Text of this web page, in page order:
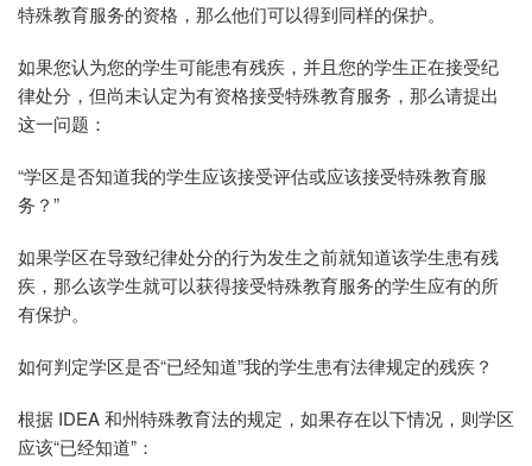
特殊教育服务的资格，那么他们可以得到同样的保护。
如果您认为您的学生可能患有残疾，并且您的学生正在接受纪
律处分，但尚未认定为有资格接受特殊教育服务，那么请提出
这一问题：
“学区是否知道我的学生应该接受评估或应该接受特殊教育服
务？”
如果学区在导致纪律处分的行为发生之前就知道该学生患有残
疾，那么该学生就可以获得接受特殊教育服务的学生应有的所
有保护。
如何判定学区是否“已经知道”我的学生患有法律规定的残疾？
根据 IDEA 和州特殊教育法的规定，如果存在以下情况，则学区
应该“已经知道”：